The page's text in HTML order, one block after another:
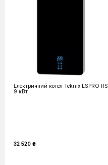
Електричний котел Teknix ESPRO RS
9 кВт
32 520 ₴